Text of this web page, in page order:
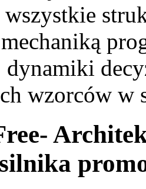
wszystkie
dynamiki
wzorców w